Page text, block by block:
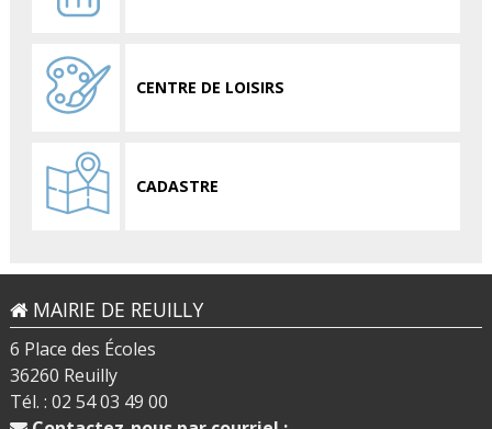
CENTRE DE LOISIRS
CADASTRE
MAIRIE DE REUILLY
6 Place des Écoles
36260 Reuilly
Tél. : 02 54 03 49 00